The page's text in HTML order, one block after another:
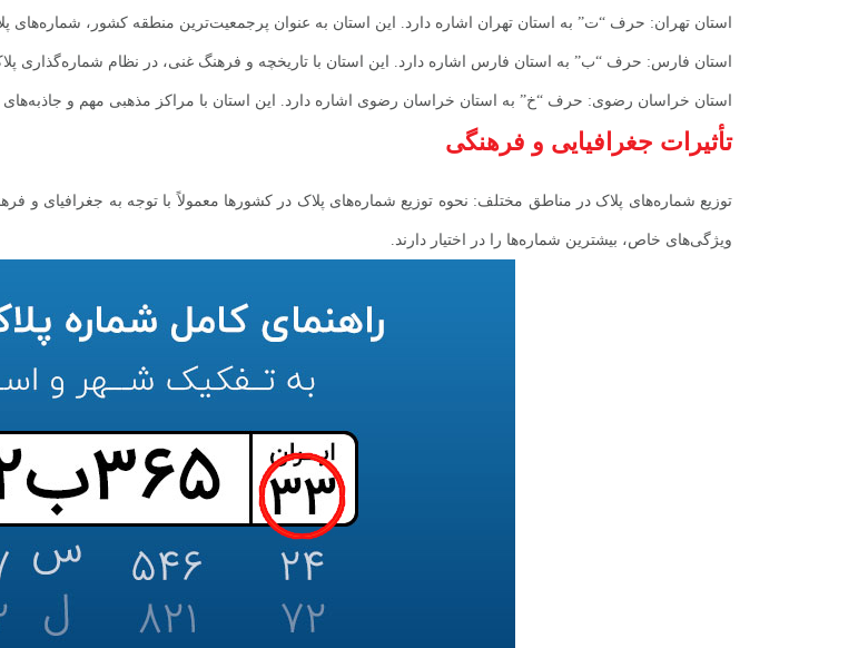
استان تهران: حرف “ت” به استان تهران اشاره دارد. این استان به عنوان پرجمعیت‌ترین منطقه کشور، شماره‌های
استان فارس: حرف “ب” به استان فارس اشاره دارد. این استان با تاریخچه و فرهنگ غنی، در نظام شماره‌گذاری
استان خراسان رضوی: حرف “خ” به استان خراسان رضوی اشاره دارد. این استان با مراکز مذهبی مهم و
تأثیرات جغرافیایی و فرهنگی
توزیع شماره‌های پلاک در مناطق مختلف: نحوه توزیع شماره‌های پلاک در کشورها معمولاً با توجه به جغرافیای و
ویژگی‌های خاص، بیشترین شماره‌ها را در اختیار دارند.